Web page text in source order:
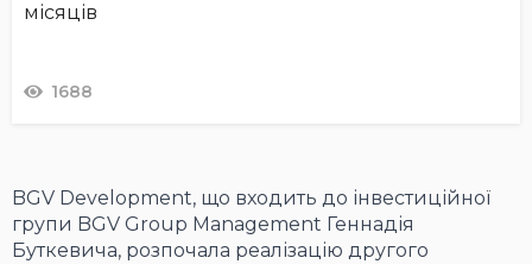
місяців
1688
BGV Development, що входить до інвестиційної
групи BGV Group Management Геннадія
Буткевича, розпочала реалізацію другого